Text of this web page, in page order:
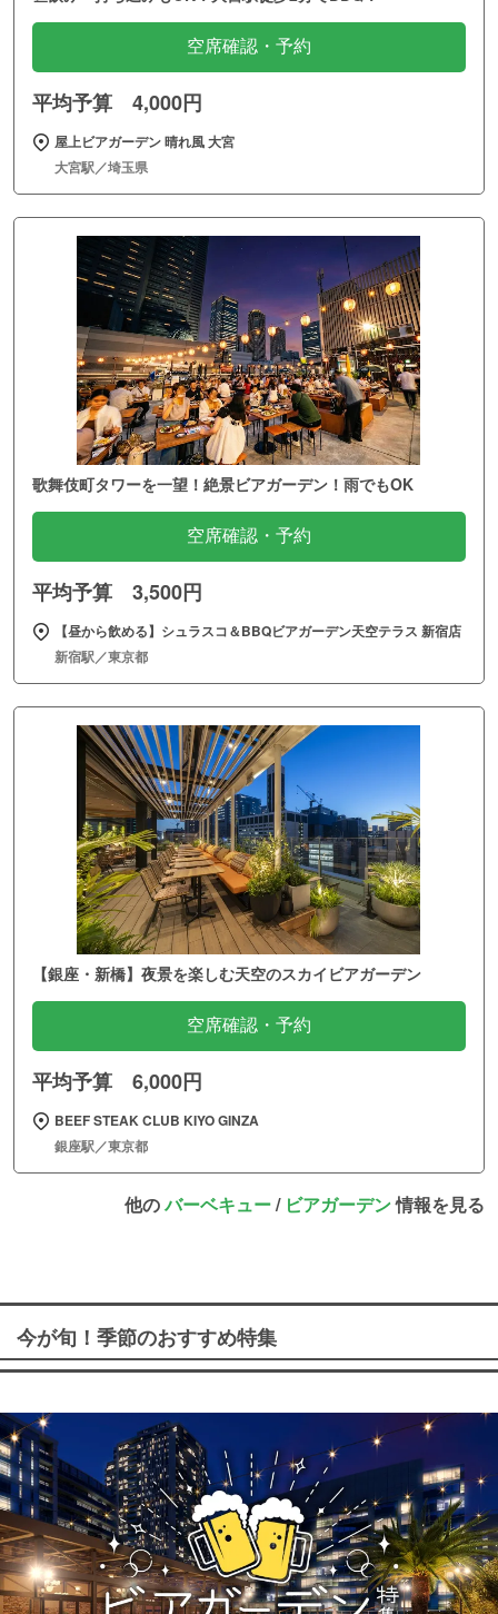
空席確認・予約
平均予算 4,000円
屋上ビアガーデン 晴れ風 大宮
大宮駅／埼玉県
歌舞伎町タワーを一望！絶景ビアガーデン！雨でもOK
空席確認・予約
平均予算 3,500円
【昼から飲める】シュラスコ＆BBQビアガーデン天空テラス 新宿店
新宿駅／東京都
【銀座・新橋】夜景を楽しむ天空のスカイビアガーデン
空席確認・予約
平均予算 6,000円
BEEF STEAK CLUB KIYO GINZA
銀座駅／東京都
他のバーベキュー/ ビアガーデン情報を見る
今が旬！季節のおすすめ特集